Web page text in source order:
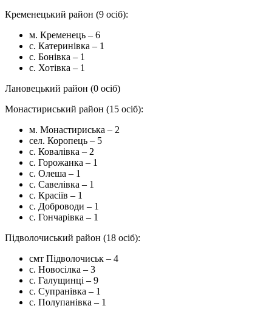
Кременецький район (9 осіб):
м. Кременець – 6
с. Катеринівка – 1
с. Бонівка – 1
с. Хотівка – 1
Лановецький район (0 осіб)
Монастириський район (15 осіб):
м. Монастириська – 2
сел. Коропець – 5
с. Ковалівка – 2
с. Горожанка – 1
с. Олеша – 1
с. Савелівка – 1
с. Красіїв – 1
с. Доброводи – 1
с. Гончарівка – 1
Підволочиський район (18 осіб):
смт Підволочиськ – 4
с. Новосілка – 3
с. Галущинці – 9
с. Супранівка – 1
с. Полупанівка – 1